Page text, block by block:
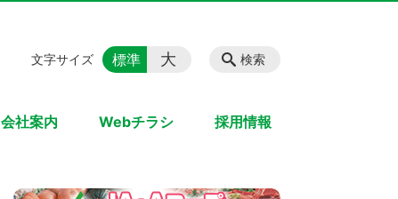
会社案内 Webチラシ 採用情報
検索
文字サイズ 標準 大